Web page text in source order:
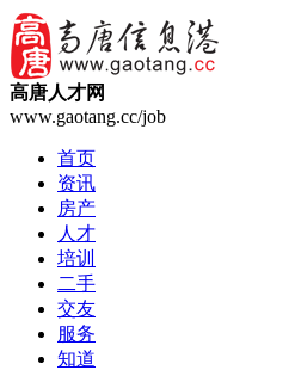
高唐人才网
www.gaotang.cc/job
首页
资讯
房产
人才
培训
二手
交友
服务
知道